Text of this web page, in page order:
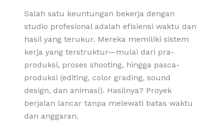
Salah satu keuntungan bekerja dengan
studio profesional adalah efisiensi waktu dan
hasil yang terukur. Mereka memiliki sistem
kerja yang terstruktur—mulai dari pra-
produksi, proses shooting, hingga pasca-
produksi (editing, color grading, sound
design, dan animasi). Hasilnya? Proyek
berjalan lancar tanpa melewati batas waktu
dan anggaran.